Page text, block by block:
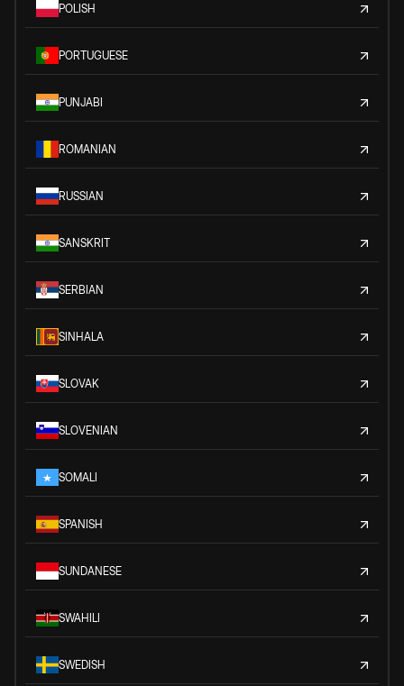
POLISH
PORTUGUESE
PUNJABI
ROMANIAN
RUSSIAN
SANSKRIT
SERBIAN
SINHALA
SLOVAK
SLOVENIAN
SOMALI
SPANISH
SUNDANESE
SWAHILI
SWEDISH